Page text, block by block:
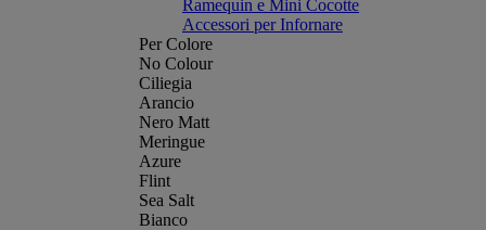
Ramequin e Mini Cocotte
Accessori per Infornare
Per Colore
No Colour
Ciliegia
Arancio
Nero Matt
Meringue
Azure
Flint
Sea Salt
Bianco